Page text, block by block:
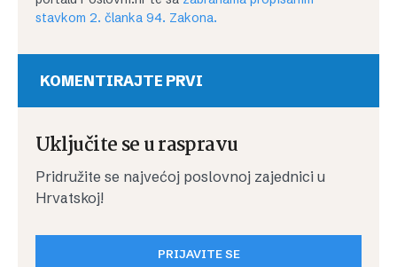
stavkom 2. članka 94. Zakona.
KOMENTIRAJTE PRVI
Uključite se u raspravu
Pridružite se najvećoj poslovnoj zajednici u
Hrvatskoj!
PRIJAVITE SE